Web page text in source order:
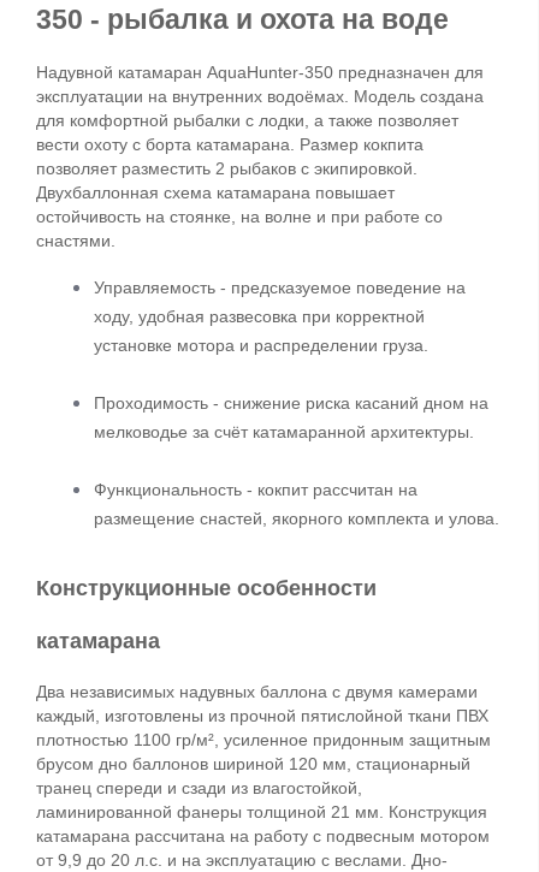
350 - рыбалка и охота на воде
Надувной катамаран AquaHunter-350 предназначен для
эксплуатации на внутренних водоёмах. Модель создана
для комфортной рыбалки с лодки, а также позволяет
вести охоту с борта катамарана. Размер кокпита
позволяет разместить 2 рыбаков с экипировкой.
Двухбаллонная схема катамарана повышает
остойчивость на стоянке, на волне и при работе со
снастями.
Управляемость - предсказуемое поведение на
ходу, удобная развесовка при корректной
установке мотора и распределении груза.
Проходимость - снижение риска касаний дном на
мелководье за счёт катамаранной архитектуры.
Функциональность - кокпит рассчитан на
размещение снастей, якорного комплекта и улова.
Конструкционные особенности
катамарана
Два независимых надувных баллона с двумя камерами
каждый, изготовлены из прочной пятислойной ткани ПВХ
плотностью 1100 гр/м², усиленное придонным защитным
брусом дно баллонов шириной 120 мм, стационарный
транец спереди и сзади из влагостойкой,
ламинированной фанеры толщиной 21 мм. Конструкция
катамарана рассчитана на работу с подвесным мотором
от 9,9 до 20 л.с. и на эксплуатацию с веслами. Дно-